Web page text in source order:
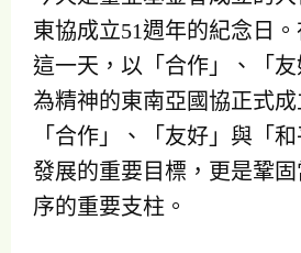
東協成立51週年的紀念日。
這一天，以「合作」、「友
為精神的東南亞國協正式成
「合作」、「友好」與「
發展的重要目標，更是鞏
序的重要支柱。